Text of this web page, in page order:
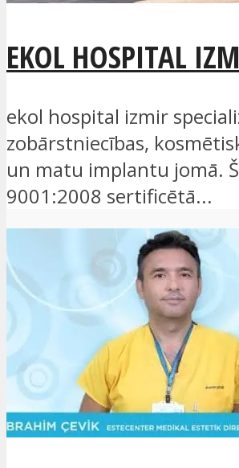
EKOL HOSPITAL
ekol hospital izmir
zobārstniecības,
un matu implantu jomā.
9001:2008 sertificētā...